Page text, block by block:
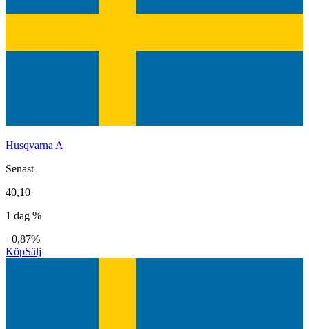
Husqvarna A
Senast
40,10
1 dag %
−0,87%
KöpSälj